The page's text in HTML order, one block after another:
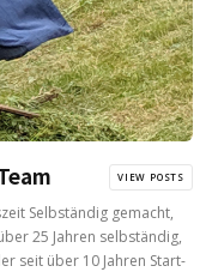
VIEW POSTS
Selbständig gemacht,
25 Jahren selbständig,
seit über 10 Jahren Start-